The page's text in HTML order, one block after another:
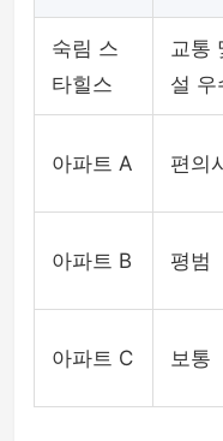
숙림 스
타힐스
교통
설 우
아파트 A 편의
아파트 B 평범
아파트 C 보통